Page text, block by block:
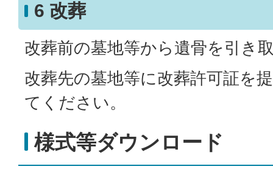
6 改葬
改葬前の墓地等から遺骨を引き
改葬先の墓地等に改葬許可証を
てください。
様式等ダウンロード